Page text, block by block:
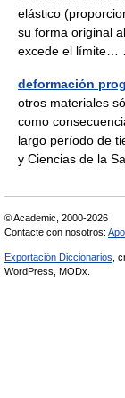
elástico
su forma original
excede el
deformación
otros materiales
como
largo período de
y Ciencias de la
© Academic, 2000-2026
Contacte con nosotros:
Exportación Diccionarios ,
WordPress, MODx.